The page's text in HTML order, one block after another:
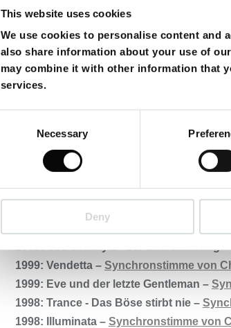
This website uses cookies
We use cookies to personalise content and
also share information about your use of
may combine it with other information that
services.
Necessary
Deny
2003: Welcome to the Jungle –
2003: Liebe mit Risiko –
2003: Kangaroo Jack –
2002: Die Country Bears - Hier tobt der
2002: Catch Me If You Can –
2001: Joe Dreck –
Synchronstimme von
2001: Das Halsband der Königin –
1999: Vendetta – Synchronstimme von
1999: Eve und der letzte Gentleman –
1998: Trance - Das Böse stirbt nie –
1998: Illuminata – Synchronstimme von